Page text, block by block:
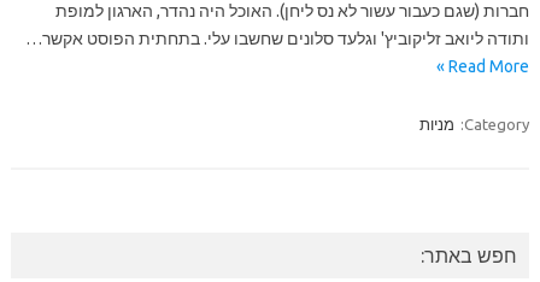
חברות (שגם כעבור עשור לא נס ליחן). האוכל היה נהדר, הארגון למופת
ותודה ליואב זליקוביץ' וגלעד סלונים שחשבו עלי. בתחתית הפוסט אקשר…
Read More »
Category: מניות
חפש באתר: